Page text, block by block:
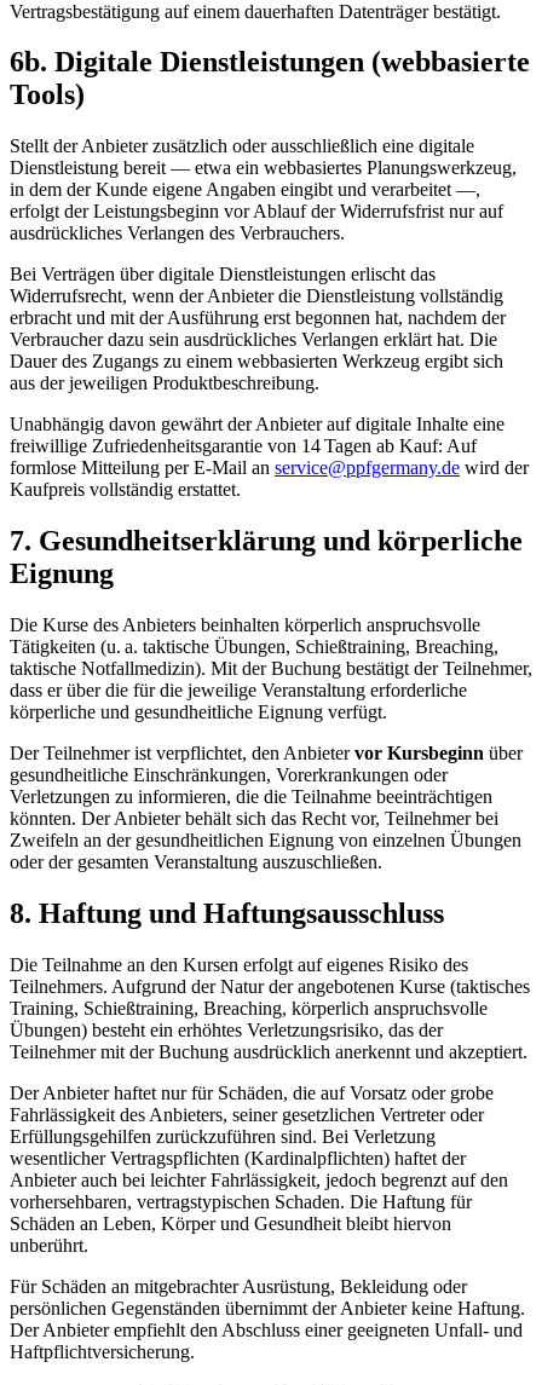
Vertragsbestätigung auf einem dauerhaften Datenträger bestätigt.
6b. Digitale Dienstleistungen (webbasierte
Tools)
Stellt der Anbieter zusätzlich oder ausschließlich eine digitale
Dienstleistung bereit — etwa ein webbasiertes Planungswerkzeug,
in dem der Kunde eigene Angaben eingibt und verarbeitet —,
erfolgt der Leistungsbeginn vor Ablauf der Widerrufsfrist nur auf
ausdrückliches Verlangen des Verbrauchers.
Bei Verträgen über digitale Dienstleistungen erlischt das
Widerrufsrecht, wenn der Anbieter die Dienstleistung vollständig
erbracht und mit der Ausführung erst begonnen hat, nachdem der
Verbraucher dazu sein ausdrückliches Verlangen erklärt hat. Die
Dauer des Zugangs zu einem webbasierten Werkzeug ergibt sich
aus der jeweiligen Produktbeschreibung.
Unabhängig davon gewährt der Anbieter auf digitale Inhalte eine
freiwillige Zufriedenheitsgarantie von 14 Tagen ab Kauf: Auf
formlose Mitteilung per E-Mail an service@ppfgermany.de wird der
Kaufpreis vollständig erstattet.
7. Gesundheitserklärung und körperliche
Eignung
Die Kurse des Anbieters beinhalten körperlich anspruchsvolle
Tätigkeiten (u. a. taktische Übungen, Schießtraining, Breaching,
taktische Notfallmedizin). Mit der Buchung bestätigt der Teilnehmer,
dass er über die für die jeweilige Veranstaltung erforderliche
körperliche und gesundheitliche Eignung verfügt.
Der Teilnehmer ist verpflichtet, den Anbietervor Kursbeginn über
gesundheitliche Einschränkungen, Vorerkrankungen oder
Verletzungen zu informieren, die die Teilnahme beeinträchtigen
könnten. Der Anbieter behält sich das Recht vor, Teilnehmer bei
Zweifeln an der gesundheitlichen Eignung von einzelnen Übungen
oder der gesamten Veranstaltung auszuschließen.
8. Haftung und Haftungsausschluss
Die Teilnahme an den Kursen erfolgt auf eigenes Risiko des
Teilnehmers. Aufgrund der Natur der angebotenen Kurse (taktisches
Training, Schießtraining, Breaching, körperlich anspruchsvolle
Übungen) besteht ein erhöhtes Verletzungsrisiko, das der
Teilnehmer mit der Buchung ausdrücklich anerkennt und akzeptiert.
Der Anbieter haftet nur für Schäden, die auf Vorsatz oder grobe
Fahrlässigkeit des Anbieters, seiner gesetzlichen Vertreter oder
Erfüllungsgehilfen zurückzuführen sind. Bei Verletzung
wesentlicher Vertragspflichten (Kardinalpflichten) haftet der
Anbieter auch bei leichter Fahrlässigkeit, jedoch begrenzt auf den
vorhersehbaren, vertragstypischen Schaden. Die Haftung für
Schäden an Leben, Körper und Gesundheit bleibt hiervon
unberührt.
Für Schäden an mitgebrachter Ausrüstung, Bekleidung oder
persönlichen Gegenständen übernimmt der Anbieter keine Haftung.
Der Anbieter empfiehlt den Abschluss einer geeigneten Unfall- und
Haftpflichtversicherung.